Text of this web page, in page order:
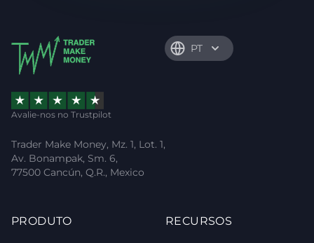
PT
Avalie-nos no Trustpilot
Trader Make Money, Mz. 1, Lot. 1,
Av. Bonampak, Sm. 6,
77500 Cancún, Q.R., Mexico
PRODUTO RECURSOS